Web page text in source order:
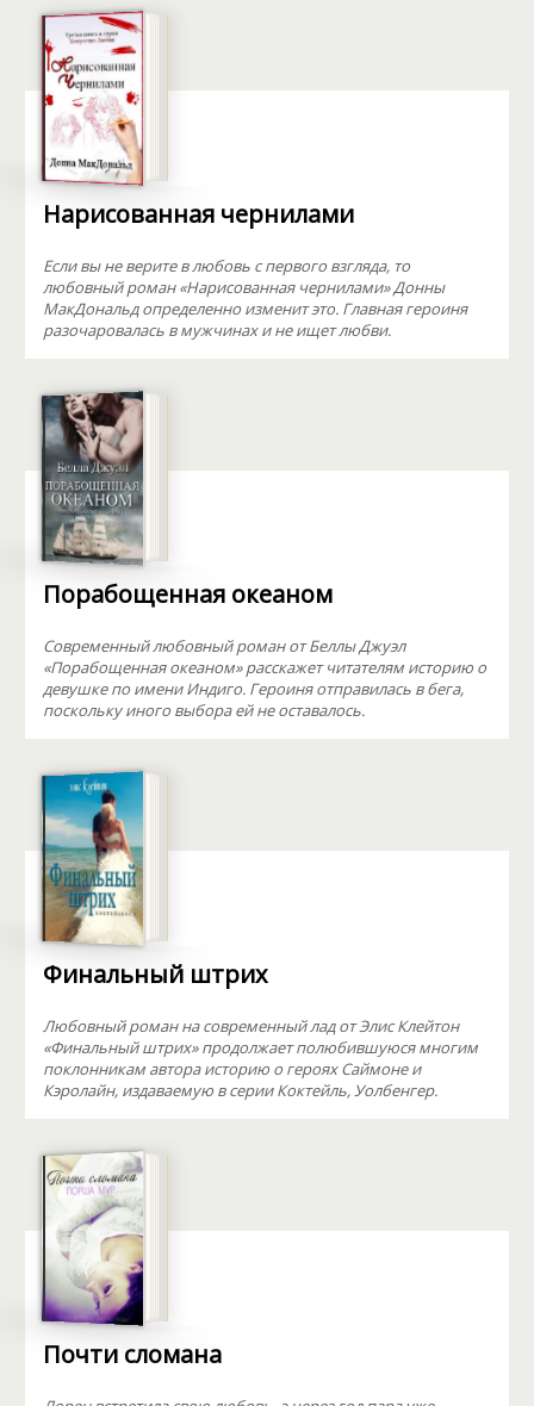
Нарисованная чернилами
Если вы не верите в любовь с первого взгляда, то
любовный роман «Нарисованная чернилами» Донны
МакДональд определенно изменит это. Главная героиня
разочаровалась в мужчинах и не ищет любви.
Порабощенная океаном
Современный любовный роман от Беллы Джуэл
«Порабощенная океаном» расскажет читателям историю о
девушке по имени Индиго. Героиня отправилась в бега,
поскольку иного выбора ей не оставалось.
Финальный штрих
Любовный роман на современный лад от Элис Клейтон
«Финальный штрих» продолжает полюбившуюся многим
поклонникам автора историю о героях Саймоне и
Кэролайн, издаваемую в серии Коктейль, Уолбенгер.
Почти сломана